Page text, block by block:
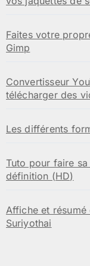
Faites votre
Gimp
Convertisseur
télécharger des
Les différents
Tuto pour faire
définition (HD)
Affiche et
Suriyothai